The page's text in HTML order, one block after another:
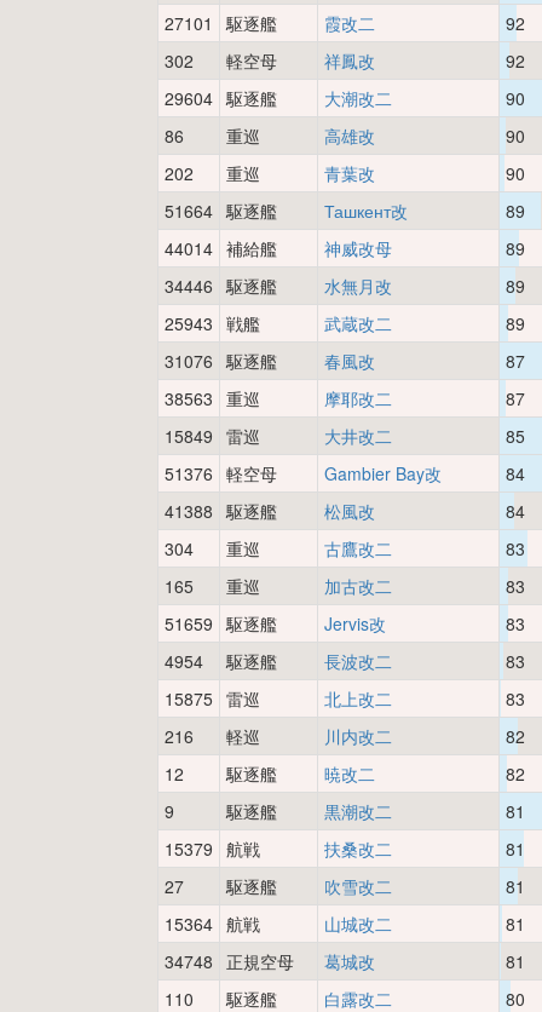
27101
駆逐艦 霞改二
92
302
軽空母 祥鳳改
92
29604 駆逐艦 大潮改二
90
86
重巡 高雄改
90
202
重巡 青葉改
90
51664 駆逐艦 Ташкент改
89
44014 補給艦 神威改母
89
34446 駆逐艦 水無月改
89
25943 戦艦 武蔵改二
89
31076 駆逐艦 春風改
87
38563 重巡 摩耶改二
87
15849 雷巡 大井改二
85
51376 軽空母 Gambier Bay改
84
41388 駆逐艦 松風改
84
304
重巡 古鷹改二
83
165
重巡 加古改二
83
51659 駆逐艦 Jervis改
83
4954
駆逐艦 長波改二
83
15875 雷巡 北上改二
83
216
軽巡 川内改二
82
12
駆逐艦 暁改二
82
9
駆逐艦 黒潮改二
81
15379 航戦 扶桑改二
81
27
駆逐艦 吹雪改二
81
15364 航戦 山城改二
81
34748
正規空母 葛城改
81
110
駆逐艦 白露改二
80